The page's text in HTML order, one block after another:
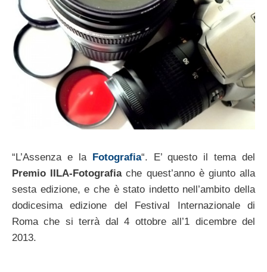
“L’Assenza e la Fotografia“. E’ questo il tema del
Premio IILA-Fotografiache quest’anno è giunto alla
sesta edizione, e che è stato indetto nell’ambito della
dodicesima edizione del Festival Internazionale di
Roma che si terrà dal 4 ottobre all’1 dicembre del
2013.